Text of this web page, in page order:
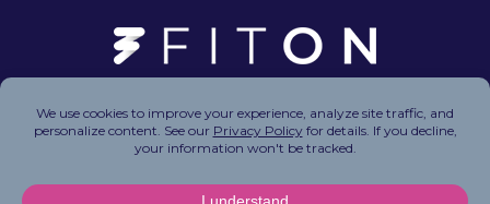
Copyright © 2026 FitOn Inc. All Rights Reserved.